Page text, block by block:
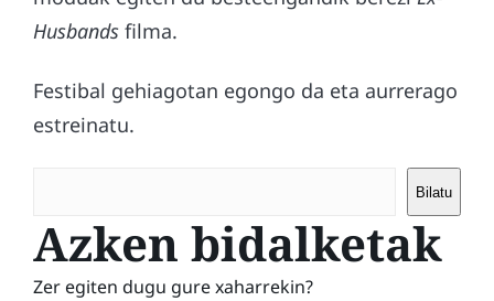
Husbands filma.
Festibal gehiagotan egongo da eta aurrerago
estreinatu.
Bilatu
Azken bidalketak
Zer egiten dugu gure xaharrekin?